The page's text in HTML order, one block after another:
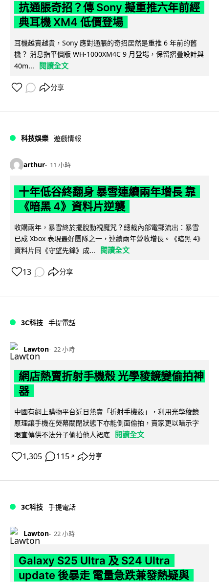
抗通脹奇招？傳 Sony 擬重推六年前經
典耳機 XM4 低價登場
耳機越賣越貴，Sony 應對通脹的奇招居然是重推 6 年前的舊
機？ 消息指平價版 WH-1000XM4C 9 月登場，保留摺疊設計與
40m...
閱讀全文
分享
科技娛樂 遊戲情報
arthur 11 小時
十年低谷終翻身 暴雪連續兩年增長 靠
《暗黑 4》資料片逆襲
收購兩年，暴雪終於擺脫動視魔咒？總裁內部電郵流出：暴雪
已成 Xbox 表現最好團隊之一，連續兩年營收增長。《暗黑 4》
資料片同《守望先鋒》成...
閱讀全文
13 分享
3C科技 手提電話
Lawton 22 小時
網店熱賣折射手機殼 光學稜鏡變偷拍神
器
中國有網上購物平台近日熱賣「折射手機殼」，利用光學稜鏡
原理讓手機在熒幕關閉狀態下亦能側面偷拍，賣家更以暗示字
眼宣傳供不法分子偷拍他人裙底 閱讀全文
1,305 115 ↗ 分享
3C科技 手提電話
Lawton 22 小時
Galaxy S25 Ultra 及 S24 Ultra
update 後暴走 電量急跌兼發熱疑與